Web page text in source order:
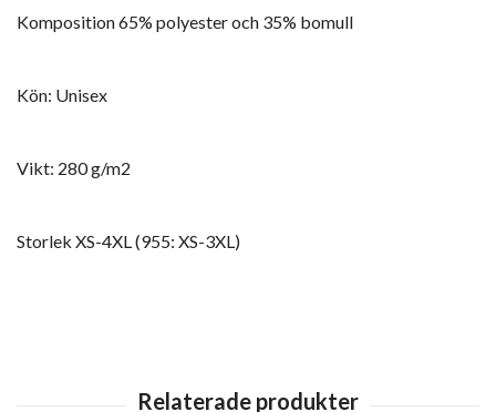
Komposition 65% polyester och 35% bomull
Kön: Unisex
Vikt: 280 g/m2
Storlek XS-4XL (955: XS-3XL)